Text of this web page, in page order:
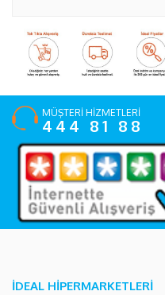
MÜŞTERİ HİZMETLERİ
444 81 88
İDEAL HİPERMARKETLERİ